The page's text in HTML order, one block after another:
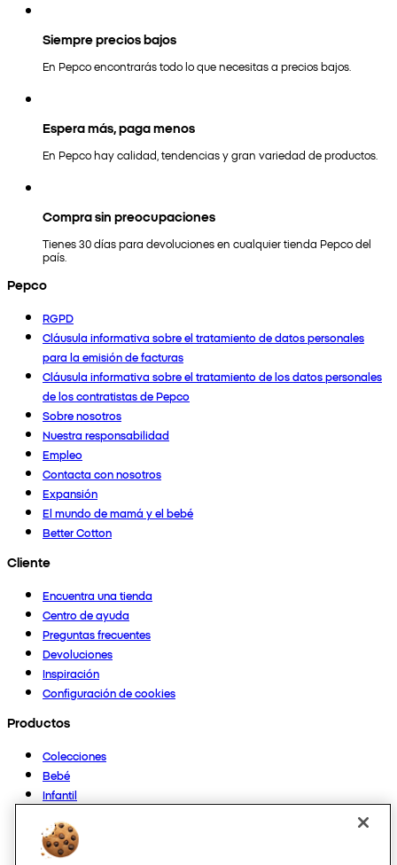
Siempre precios bajos
En Pepco encontrarás todo lo que necesitas a precios bajos.
Espera más, paga menos
En Pepco hay calidad, tendencias y gran variedad de productos.
Compra sin preocupaciones
Tienes 30 días para devoluciones en cualquier tienda Pepco del
país.
Pepco
RGPD
Cláusula informativa sobre el tratamiento de datos personales
para la emisión de facturas
Cláusula informativa sobre el tratamiento de los datos personales
de los contratistas de Pepco
Sobre nosotros
Nuestra responsabilidad
Empleo
Contacta con nosotros
Expansión
El mundo de mamá y el bebé
Better Cotton
Cliente
Encuentra una tienda
Centro de ayuda
Preguntas frecuentes
Devoluciones
Inspiración
Configuración de cookies
Productos
Colecciones
Bebé
Infantil
Mujer
Hombre